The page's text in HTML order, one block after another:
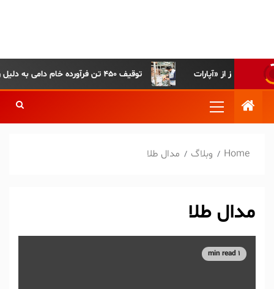
توقیف ۴۵۰ تن فرآورده خام دامی به دلیل رعایت نکردن ضوابط بهداشتی
Home وبلاگ مدال طلا
مدال طلا
1 min read